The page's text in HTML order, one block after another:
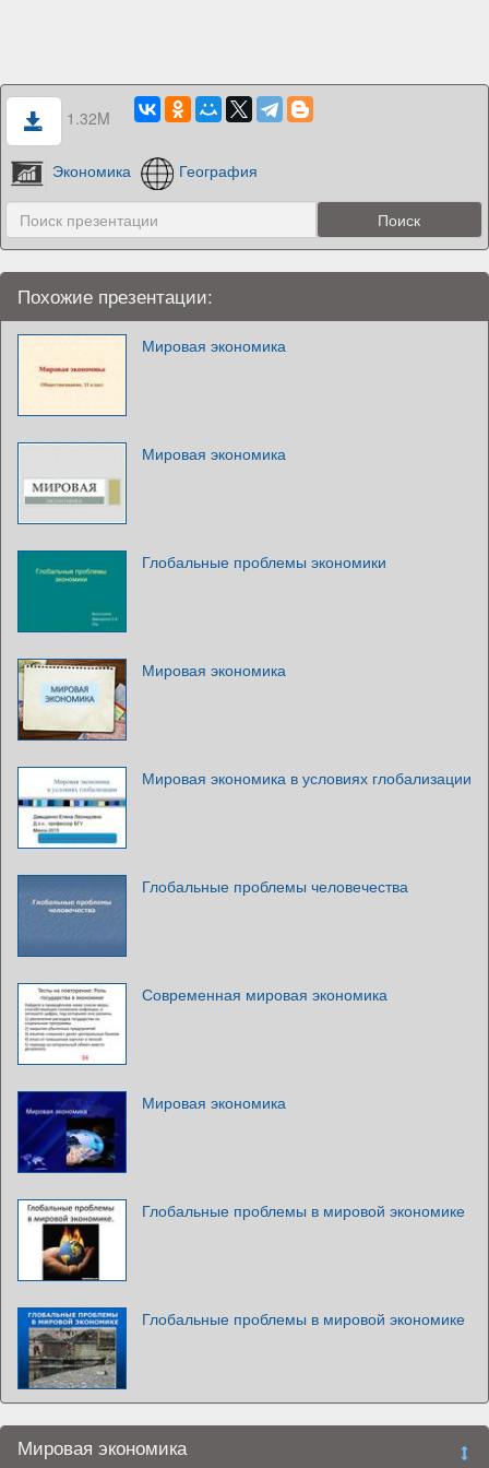
1.32M
Экономика География
Похожие презентации:
Мировая экономика
Мировая экономика
Глобальные проблемы экономики
Мировая экономика
Мировая экономика в условиях глобализации
Глобальные проблемы человечества
Современная мировая экономика
Мировая экономика
Глобальные проблемы в мировой экономике
Глобальные проблемы в мировой экономике
Мировая экономика